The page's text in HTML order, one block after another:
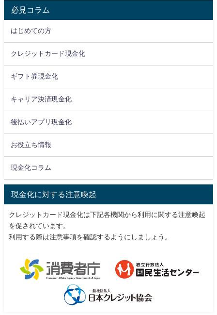
必見コラム
はじめての方
クレジットカード現金化
ギフト券現金化
キャリア決済現金化
後払いアプリ現金化
お役立ち情報
現金化コラム
現金化に対する注意喚起
クレジットカード現金化は下記各機関から利用に関する注意喚起
を促されています。
利用する際は注意事項を確認するようにしましょう。